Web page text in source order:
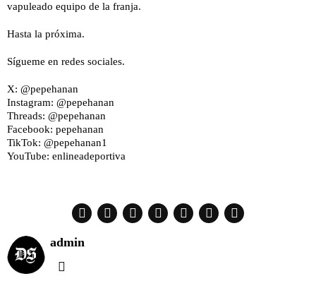
vapuleado equipo de la franja.
Hasta la próxima.
Sígueme en redes sociales.
X: @pepehanan
Instagram: @pepehanan
Threads: @pepehanan
Facebook: pepehanan
TikTok: @pepehanan1
YouTube: enlineadeportiva
admin